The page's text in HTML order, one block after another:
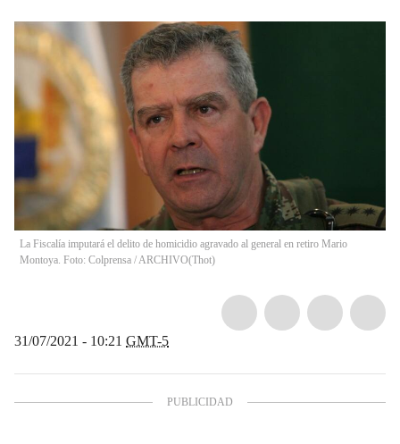
La Fiscalía imputará el delito de homicidio agravado al general en retiro Mario
Montoya. Foto: Colprensa / ARCHIVO(Thot)
31/07/2021 - 10:21 GMT-5